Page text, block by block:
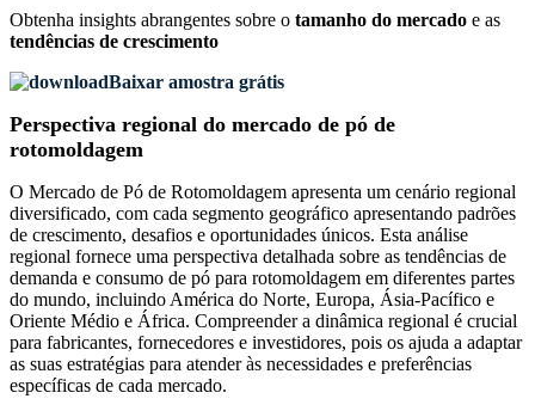
Obtenha insights abrangentes sobre o tamanho do mercado e as
tendências de crescimento
Baixar amostra grátis
Perspectiva regional do mercado de pó de
rotomoldagem
O Mercado de Pó de Rotomoldagem apresenta um cenário regional
diversificado, com cada segmento geográfico apresentando padrões
de crescimento, desafios e oportunidades únicos. Esta análise
regional fornece uma perspectiva detalhada sobre as tendências de
demanda e consumo de pó para rotomoldagem em diferentes partes
do mundo, incluindo América do Norte, Europa, Ásia-Pacífico e
Oriente Médio e África. Compreender a dinâmica regional é crucial
para fabricantes, fornecedores e investidores, pois os ajuda a adaptar
as suas estratégias para atender às necessidades e preferências
específicas de cada mercado.